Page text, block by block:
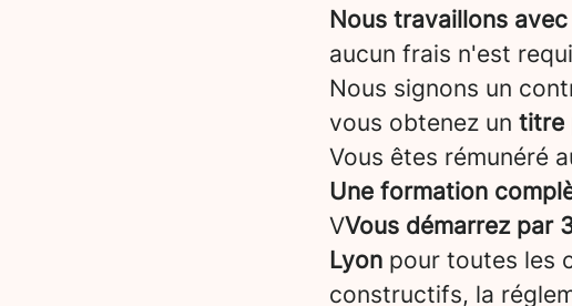
Nous travaillons
aucun frais n'est
Nous signons un
vous obtenez un titre
Vous êtes rémunéré
Une formation
VVous démarrez par
Lyon pour toutes les
constructifs, la